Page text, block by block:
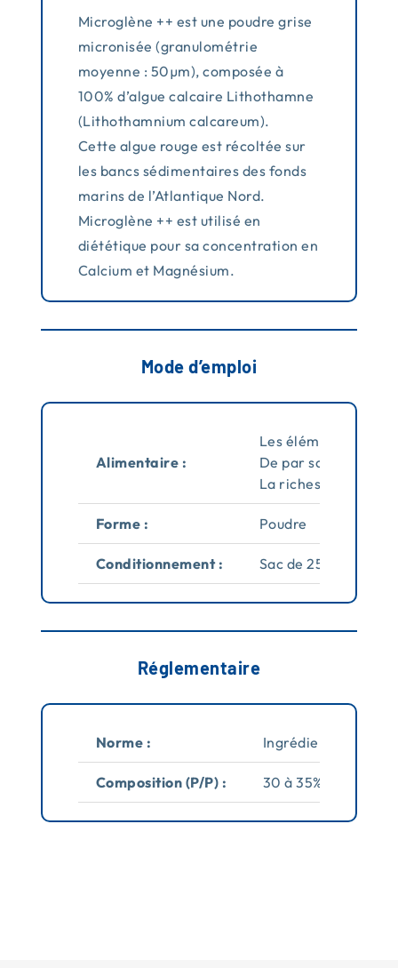
Microglène ++ est une poudre grise
micronisée (granulométrie
moyenne : 50µm), composée à
100% d’algue calcaire Lithothamne
(Lithothamnium calcareum).
Cette algue rouge est récoltée sur
les bancs sédimentaires des fonds
marins de l’Atlantique Nord.
Microglène ++ est utilisé en
diététique pour sa concentration en
Calcium et Magnésium.
Mode d’emploi
Alimentaire :
Les éléments
De par sa finesse
La richesse en
Forme : Poudre
Conditionnement : Sac de 25 kg
Réglementaire
Norme : Ingrédient
Composition (P/P) : 30 à 35% de